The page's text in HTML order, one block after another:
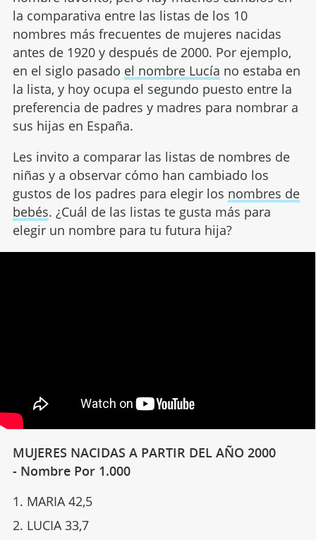
la comparativa entre las listas de los 10
nombres más frecuentes de mujeres nacidas
antes de 1920 y después de 2000. Por ejemplo,
en el siglo pasado el nombre Lucía no estaba en
la lista, y hoy ocupa el segundo puesto entre la
preferencia de padres y madres para nombrar a
sus hijas en España.
Les invito a comparar las listas de nombres de
niñas y a observar cómo han cambiado los
gustos de los padres para elegir los nombres de
bebés. ¿Cuál de las listas te gusta más para
elegir un nombre para tu futura hija?
MUJERES NACIDAS A PARTIR DEL AÑO 2000
- Nombre Por 1.000
MARIA 42,5
LUCIA 33,7